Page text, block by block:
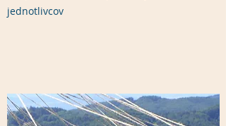
jednotlivcov